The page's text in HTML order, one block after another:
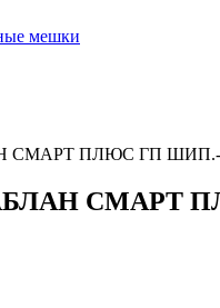
мешки
СМАРТ ПЛЮС ГП
КАБЛАН